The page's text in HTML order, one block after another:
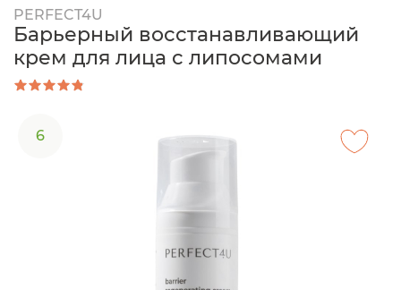
PERFECT4U
Барьерный восстанавливающий
крем для лица с липосомами
6